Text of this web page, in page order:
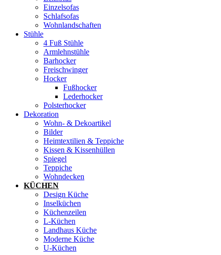
Einzelsofas
Schlafsofas
Wohnlandschaften
Stühle
4 Fuß Stühle
Armlehnstühle
Barhocker
Freischwinger
Hocker
Fußhocker
Lederhocker
Polsterhocker
Dekoration
Wohn- & Dekoartikel
Bilder
Heimtextilien & Teppiche
Kissen & Kissenhüllen
Spiegel
Teppiche
Wohndecken
KÜCHEN
Design Küche
Inselküchen
Küchenzeilen
L-Küchen
Landhaus Küche
Moderne Küche
U-Küchen